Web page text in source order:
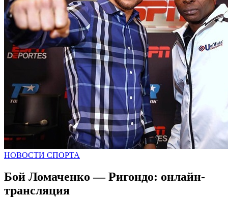
НОВОСТИ СПОРТА
Бой Ломаченко — Ригондо: онлайн-
трансляция